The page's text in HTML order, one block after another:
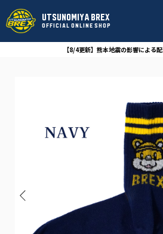
UTSUNOMIYA BREX
OFFICIAL ONLINE SHOP
【8/4更新】熊本地震の影響による